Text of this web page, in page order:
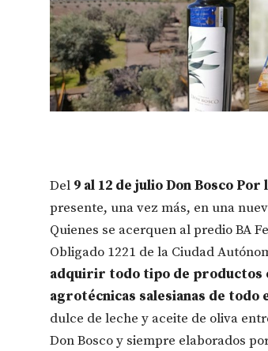
Del 9 al 12 de julio Don Bosco Por
presente, una vez más, en una
Quienes se acerquen al predio BA
Obligado 1221 de la Ciudad
adquirir todo tipo de productos
agrotécnicas salesianas de todo
dulce de leche y aceite de oliva
Don Bosco y siempre elaborados